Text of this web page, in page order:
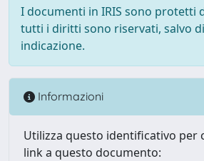
I documenti in IRIS sono protetti
tutti i diritti sono riservati, salvo
indicazione.
Informazioni
Utilizza questo identificativo per
link a questo documento: